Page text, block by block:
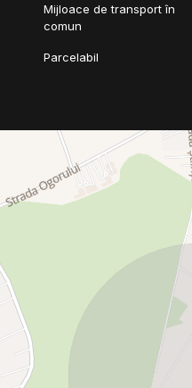
Mijloace de transport în
comun
Parcelabil